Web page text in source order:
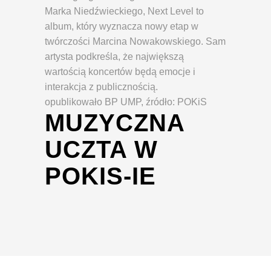
Marka Niedźwieckiego, Next Level to
album, który wyznacza nowy etap w
twórczości Marcina Nowakowskiego. Sam
artysta podkreśla, że największą
wartością koncertów będą emocje i
interakcja z publicznością.
opublikowało BP UMP, źródło: POKiS
MUZYCZNA
UCZTA W
POKIS-IE